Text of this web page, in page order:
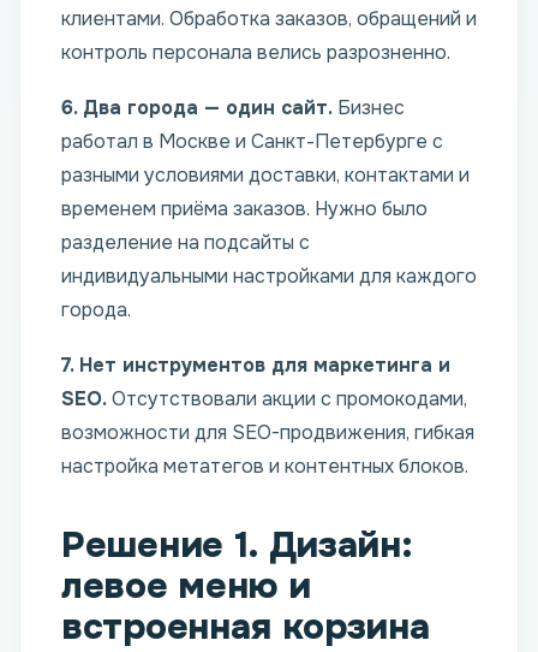
клиентами. Обработка заказов, обращений и
контроль персонала велись разрозненно.
6. Два города — один сайт. Бизнес
работал в Москве и Санкт-Петербурге с
разными условиями доставки, контактами и
временем приёма заказов. Нужно было
разделение на подсайты с
индивидуальными настройками для каждого
города.
7. Нет инструментов для маркетинга и
SEO.Отсутствовали акции с промокодами,
возможности для SEO-продвижения, гибкая
настройка метатегов и контентных блоков.
Решение 1. Дизайн:
левое меню и
встроенная корзина